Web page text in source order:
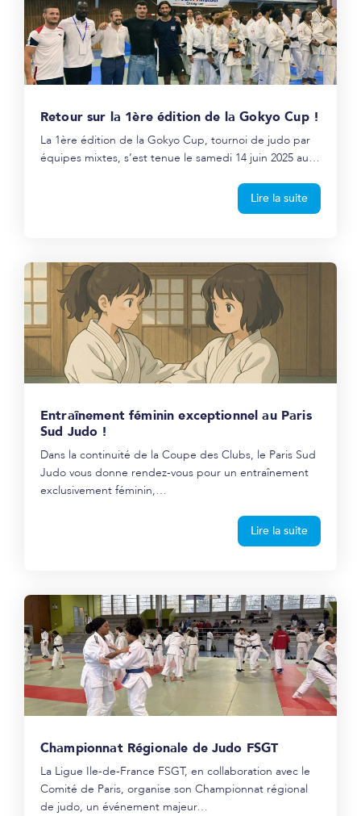
Retour sur la 1ère édition de la Gokyo Cup !
La 1ère édition de la Gokyo Cup, tournoi de judo par
équipes mixtes, s’est tenue le samedi 14 juin 2025 au…
Lire la suite
Entraînement féminin exceptionnel au Paris
Sud Judo !
Dans la continuité de la Coupe des Clubs, le Paris Sud
Judo vous donne rendez-vous pour un entraînement
exclusivement féminin,…
Lire la suite
Championnat Régionale de Judo FSGT
La Ligue Ile-de-France FSGT, en collaboration avec le
Comité de Paris, organise son Championnat régional
de judo, un événement majeur…